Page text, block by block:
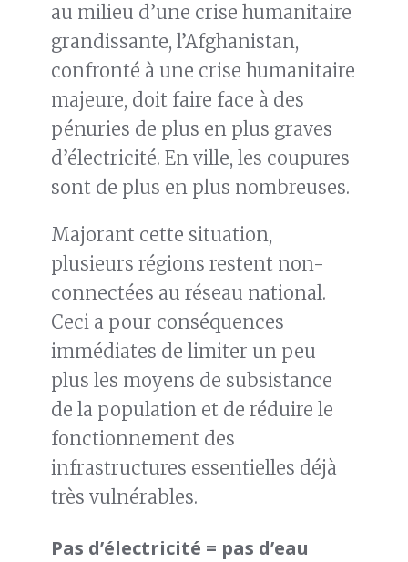
au milieu d’une crise humanitaire
grandissante, l’Afghanistan,
confronté à une crise humanitaire
majeure, doit faire face à des
pénuries de plus en plus graves
d’électricité. En ville, les coupures
sont de plus en plus nombreuses.
Majorant cette situation,
plusieurs régions restent non-
connectées au réseau national.
Ceci a pour conséquences
immédiates de limiter un peu
plus les moyens de subsistance
de la population et de réduire le
fonctionnement des
infrastructures essentielles déjà
très vulnérables.
Pas d’électricité = pas d’eau